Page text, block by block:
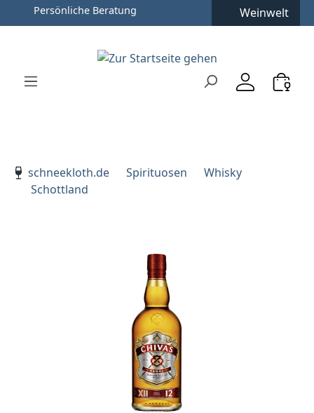
Zum Hauptinhalt springen
Zur Hauptnavigation springen
Persönliche Beratung Weinwelt
schneekloth.de
Spirituosen
Whisky
Schottland
Bildergalerie überspringen